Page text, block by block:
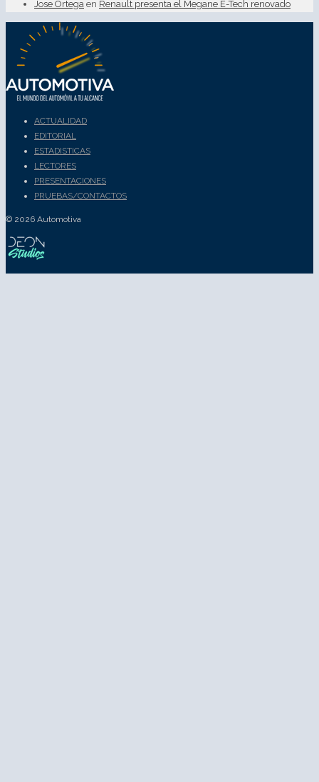
Jose Ortega en Renault presenta el Megane E-Tech renovado
ACTUALIDAD
EDITORIAL
ESTADISTICAS
LECTORES
PRESENTACIONES
PRUEBAS/CONTACTOS
© 2026 Automotiva